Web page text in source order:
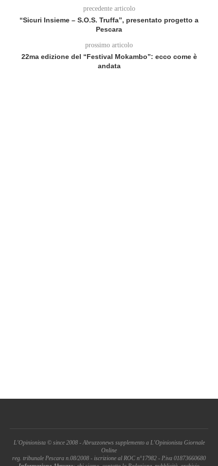
precedente articolo
“Sicuri Insieme – S.O.S. Truffa”, presentato progetto a
Pescara
prossimo articolo
22ma edizione del “Festival Mokambo”: ecco come è
andata
L'Opinionista © since 2008 - Abruzzonews supplemento a L'Opinionista Giornale
Online
reg. tribunale Pescara n.08/2008 - iscrizione al ROC n°17982 - P.iva 01873660680